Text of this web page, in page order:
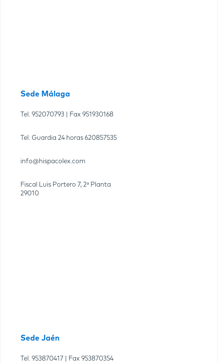
Sede Málaga
Tel. 952070793 | Fax 951930168
Tel. Guardia 24 horas 620857535
info@hispacolex.com
Fiscal Luis Portero 7, 2ª Planta
29010
Sede Jaén
Tel. 953870417 | Fax 953870354